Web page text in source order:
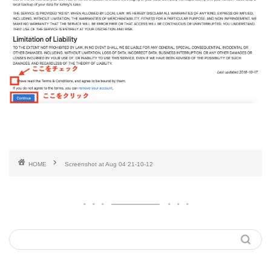
HOME Screenshot at Aug 04 21-10-12